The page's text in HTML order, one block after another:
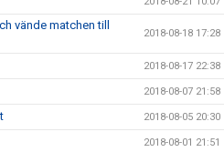
vände matchen till
2018-08-18 17:28
2018-08-17 22:38
2018-08-07 21:58
2018-08-05 20:30
2018-08-01 21:51